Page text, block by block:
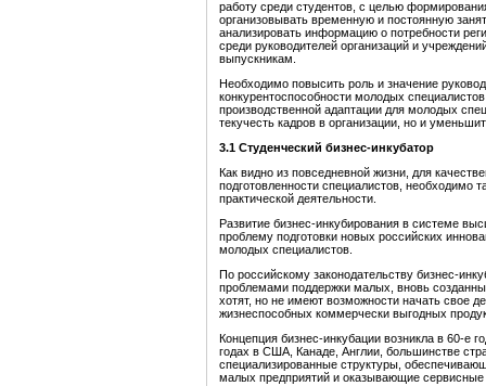
работу среди студентов, с целью
организовывать временную и постоянную
анализировать информацию о потребности
среди руководителей организаций и
выпускникам.
Необходимо повысить роль и значение
конкурентоспособности молодых
производственной адаптации для молодых
текучесть кадров в организации, но и
3.1 Студенческий бизнес-инкубатор
Как видно из повседневной жизни, для
подготовленности специалистов,
практической деятельности.
Развитие бизнес-инкубирования в системе
проблему подготовки новых российских
молодых специалистов.
По российскому законодательству бизнес-
проблемами поддержки малых, вновь
хотят, но не имеют возможности начать свое
жизнеспособных коммерчески выгодных
Концепция бизнес-инкубации возникла в 60-е
годах в США, Канаде, Англии, большинстве
специализированные структуры,
малых предприятий и оказывающие сервисные